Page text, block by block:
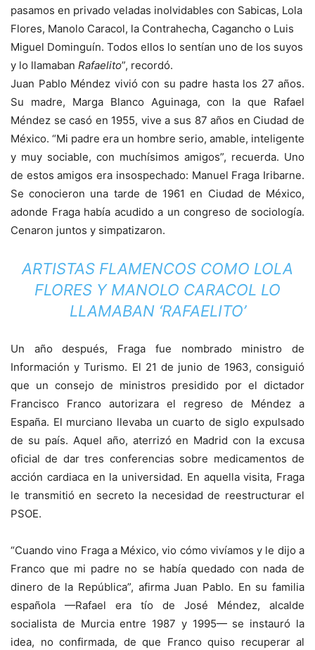
pasamos en privado veladas inolvidables con Sabicas, Lola
Flores, Manolo Caracol, la Contrahecha, Cagancho o Luis
Miguel Dominguín. Todos ellos lo sentían uno de los suyos
y lo llamaban Rafaelito”, recordó.
Juan Pablo Méndez vivió con su padre hasta los 27 años.
Su madre, Marga Blanco Aguinaga, con la que Rafael
Méndez se casó en 1955, vive a sus 87 años en Ciudad de
México. “Mi padre era un hombre serio, amable, inteligente
y muy sociable, con muchísimos amigos”, recuerda. Uno
de estos amigos era insospechado: Manuel Fraga Iribarne.
Se conocieron una tarde de 1961 en Ciudad de México,
adonde Fraga había acudido a un congreso de sociología.
Cenaron juntos y simpatizaron.
ARTISTAS FLAMENCOS COMO LOLA
FLORES Y MANOLO CARACOL LO
LLAMABAN ‘RAFAELITO’
Un año después, Fraga fue nombrado ministro de
Información y Turismo. El 21 de junio de 1963, consiguió
que un consejo de ministros presidido por el dictador
Francisco Franco autorizara el regreso de Méndez a
España. El murciano llevaba un cuarto de siglo expulsado
de su país. Aquel año, aterrizó en Madrid con la excusa
oficial de dar tres conferencias sobre medicamentos de
acción cardiaca en la universidad. En aquella visita, Fraga
le transmitió en secreto la necesidad de reestructurar el
PSOE.
“Cuando vino Fraga a México, vio cómo vivíamos y le dijo a
Franco que mi padre no se había quedado con nada de
dinero de la República”, afirma Juan Pablo. En su familia
española —Rafael era tío de José Méndez, alcalde
socialista de Murcia entre 1987 y 1995— se instauró la
idea, no confirmada, de que Franco quiso recuperar al